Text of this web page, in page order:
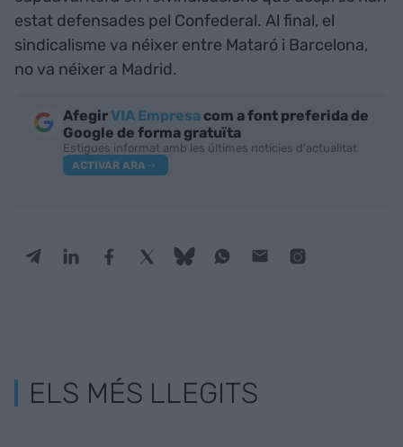
estat defensades pel Confederal. Al final, el
sindicalisme va néixer entre Mataró i Barcelona,
no va néixer a Madrid.
AfegirVIA Empresa com a font preferida de
Google de forma gratuïta
Estigues informat amb les últimes notícies d'actualitat
ACTIVAR ARA
ELS MÉS LLEGITS